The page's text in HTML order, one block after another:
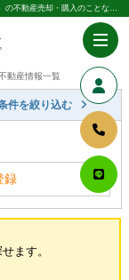
加茂駅 中古一戸建て・中古住宅｜奈良県（奈良市・生駒市・大和郡山市）の不動産売却・購入のことなら株式会社丸山不動産販売
動産情報一覧
件を絞り込む
録
ます。